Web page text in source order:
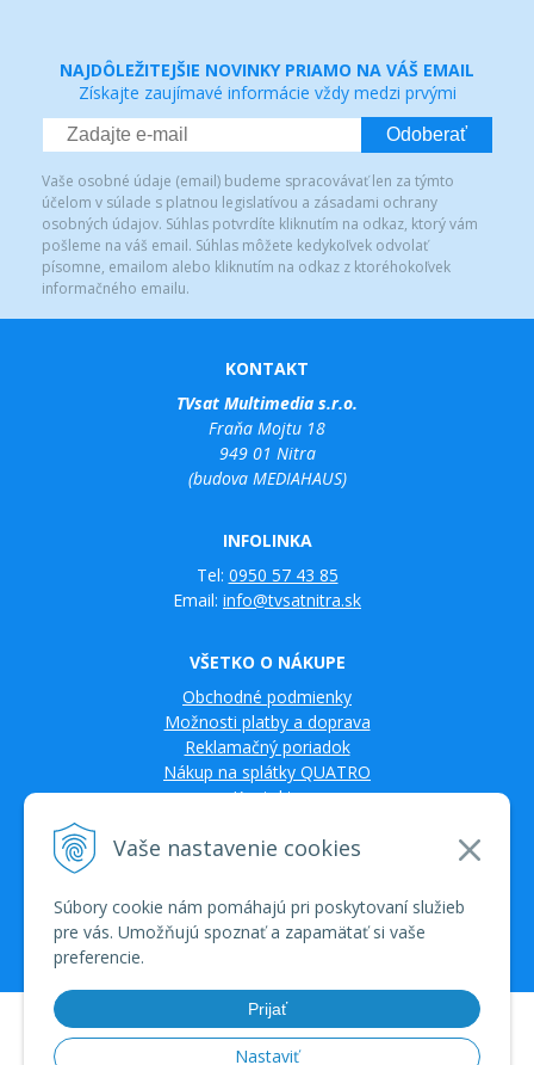
Vaše nastavenie cookies
Súbory cookie nám pomáhajú pri poskytovaní služieb
pre vás. Umožňujú spoznať a zapamätať si vaše
preferencie.
Prijať
Nastaviť
NAJDÔLEŽITEJŠIE NOVINKY PRIAMO NA VÁŠ EMAIL
Získajte zaujímavé informácie vždy medzi prvými
Odoberať
Vaše osobné údaje (email) budeme spracovávať len za týmto
účelom v súlade s platnou legislatívou a zásadami ochrany
osobných údajov. Súhlas potvrdíte kliknutím na odkaz, ktorý vám
pošleme na váš email. Súhlas môžete kedykoľvek odvolať
písomne, emailom alebo kliknutím na odkaz z ktoréhokoľvek
informačného emailu.
KONTAKT
TVsat Multimedia s.r.o.
Fraňa Mojtu 18
949 01 Nitra
(budova MEDIAHAUS)
INFOLINKA
Tel: 0950 57 43 85
Email: info@tvsatnitra.sk
VŠETKO O NÁKUPE
Obchodné podmienky
Možnosti platby a doprava
Reklamačný poriadok
Nákup na splátky QUATRO
Kontakty
© 2026 TV SAT Multimédiá • tvorba eshopu cez UNIobchod, webhosting
spoločnosti WEBYGROUP • dbartzvyšovanie návštevnosti•